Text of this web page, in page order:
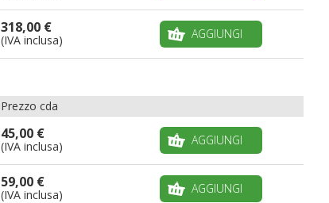
318,00 €
(IVA inclusa) AGGIUNGI
Prezzo cda
45,00 €
(IVA inclusa) AGGIUNGI
59,00 €
(IVA inclusa) AGGIUNGI